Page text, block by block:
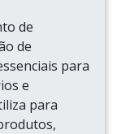
de
de
para
e
para